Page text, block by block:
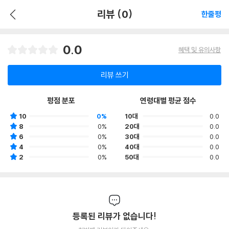
리뷰 (0) 한줄평
0.0 혜택 및 유의사항
리뷰 쓰기
평점 분포
10
0%
8
0%
6
0%
4
0%
2
0%
연령대별 평균 점수
10대
0.0
20대
0.0
30대
0.0
40대
0.0
50대
0.0
등록된 리뷰가 없습니다!